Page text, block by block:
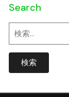
Search
検
索: